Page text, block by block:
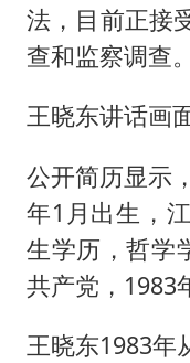
法，目前正接
查和监察调查。
王晓东讲话画
公开简历显示
年1月出生，
生学历，哲学
共产党，1983
王晓东1983年